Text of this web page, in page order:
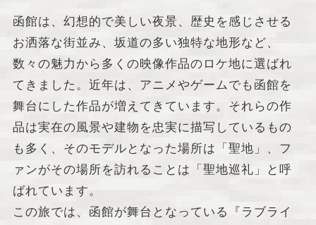
函館は、幻想的で美しい夜景、歴史を感じさせる
お洒落な街並み、坂道の多い独特な地形など、
数々の魅力から多くの映像作品のロケ地に選ばれ
てきました。近年は、アニメやゲームでも函館を
舞台にした作品が増えてきています。それらの作
品は実在の風景や建物を忠実に描写しているもの
も多く、そのモデルとなった場所は「聖地」、フ
ァンがその場所を訪れることは「聖地巡礼」と呼
ばれています。
この旅では、函館が舞台となっている『ラブライ